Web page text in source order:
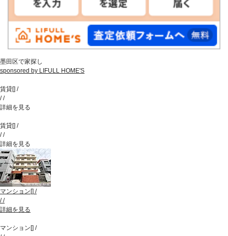
墨田区で家探し
sponsored by LIFULL HOME'S
賃貸[] /
//
詳細を見る
賃貸[] /
//
詳細を見る
マンション [] /
//
詳細を見る
マンション [] /